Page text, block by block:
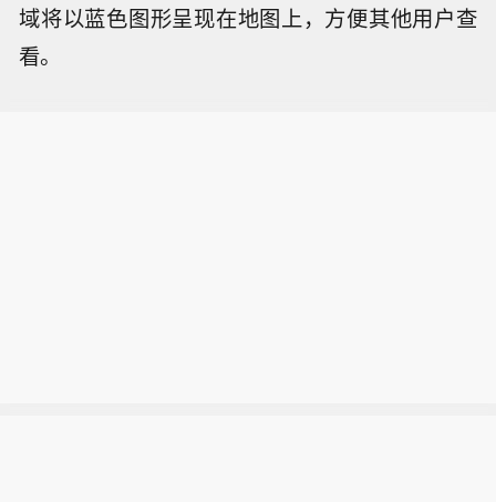
域将以蓝色图形呈现在地图上，方便其他用户查
看。